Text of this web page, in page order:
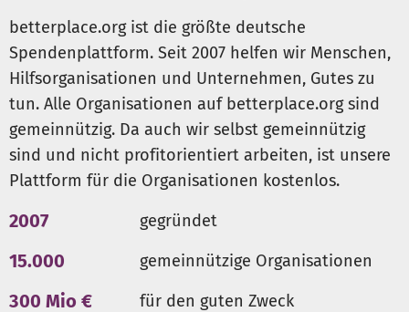
betterplace.org ist die größte deutsche
Spendenplattform. Seit 2007 helfen wir Menschen,
Hilfsorganisationen und Unternehmen, Gutes zu
tun. Alle Organisationen auf betterplace.org sind
gemeinnützig. Da auch wir selbst gemeinnützig
sind und nicht profitorientiert arbeiten, ist unsere
Plattform für die Organisationen kostenlos.
2007 gegründet
15.000 gemeinnützige Organisationen
300 Mio € für den guten Zweck